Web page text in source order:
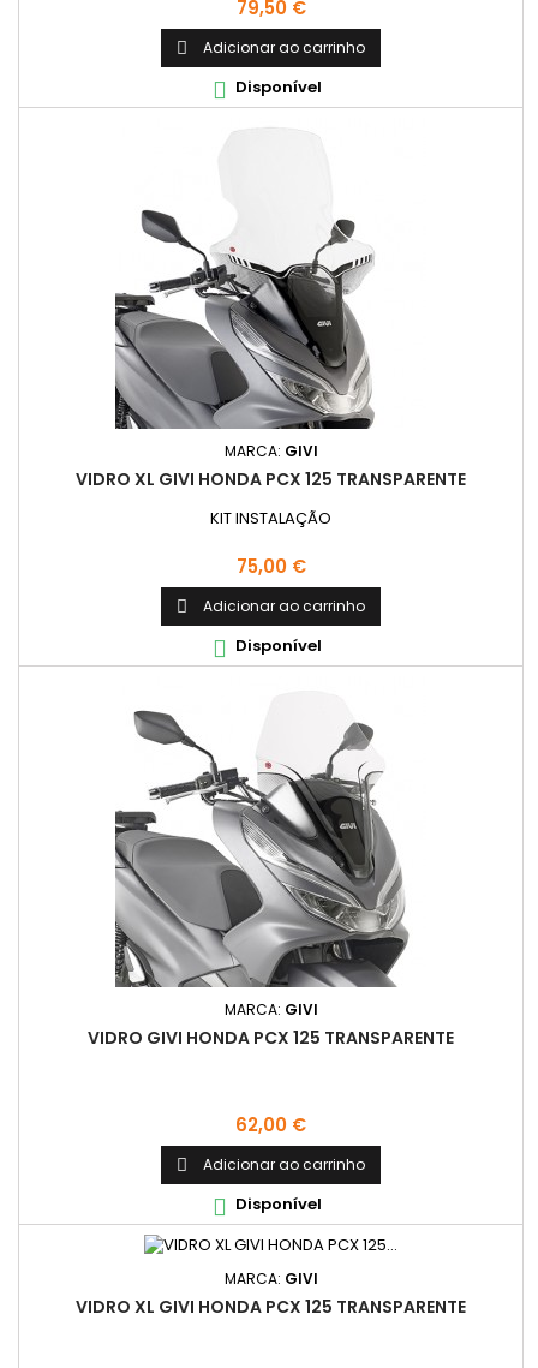
Preço
79,50 €
 Adicionar ao carrinho
 Disponível
MARCA: GIVI
VIDRO XL GIVI HONDA PCX 125 TRANSPARENTE
KIT INSTALAÇÃO
Preço
75,00 €
 Adicionar ao carrinho
 Disponível
MARCA: GIVI
VIDRO GIVI HONDA PCX 125 TRANSPARENTE
Preço
62,00 €
 Adicionar ao carrinho
 Disponível
MARCA: GIVI
VIDRO XL GIVI HONDA PCX 125 TRANSPARENTE